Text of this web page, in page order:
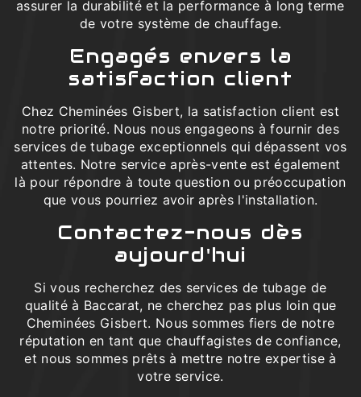
assurer la durabilité et la performance à long terme
de votre système de chauffage.
Engagés envers la
satisfaction client
Chez Cheminées Gisbert, la satisfaction client est
notre priorité. Nous nous engageons à fournir des
services de tubage exceptionnels qui dépassent vos
attentes. Notre service après-vente est également
là pour répondre à toute question ou préoccupation
que vous pourriez avoir après l'installation.
Contactez-nous dès
aujourd'hui
Si vous recherchez des services de tubage de
qualité à Baccarat, ne cherchez pas plus loin que
Cheminées Gisbert. Nous sommes fiers de notre
réputation en tant que chauffagistes de confiance,
et nous sommes prêts à mettre notre expertise à
votre service.